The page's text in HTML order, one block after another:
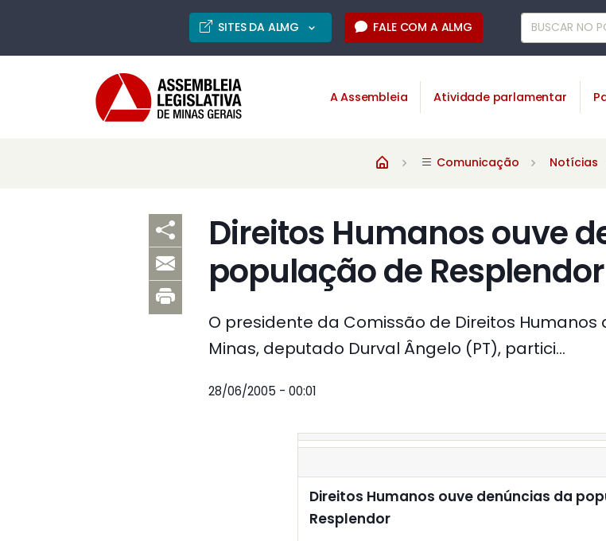
SITES DA ALMG FALE COM A ALMG
A Assembleia Atividade parlamentar
Comunicação Notícias
Direitos Humanos ouve
população de Resplendor
O presidente da Comissão de Direitos
Minas, deputado Durval Ângelo (PT), partici...
28/06/2005 - 00:01
Direitos Humanos ouve denúncias da
Resplendor